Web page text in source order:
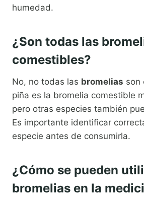
humedad.
¿Son todas las
comestibles?
No, no todas las bromelias son
piña es la bromelia comestible
pero otras especies también
Es importante identificar
especie antes de consumirla.
¿Cómo se pueden
bromelias en la